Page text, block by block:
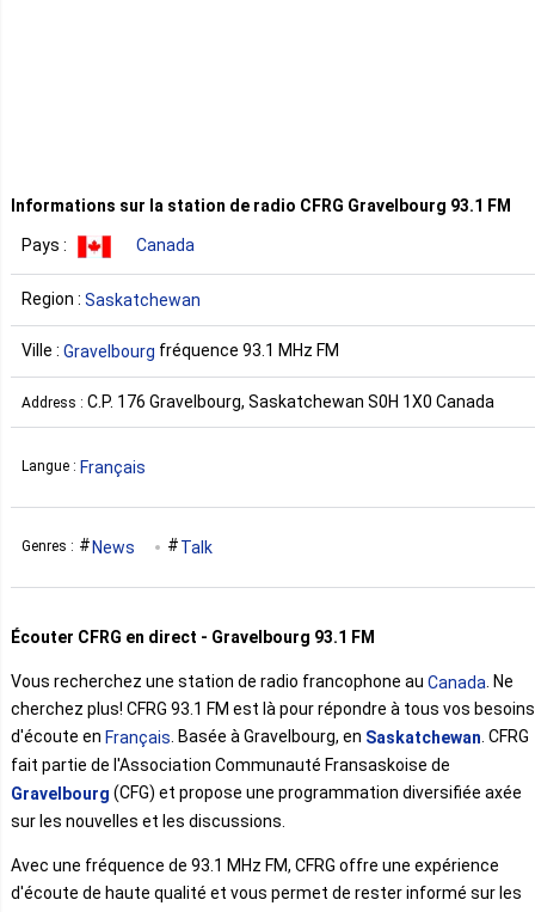
Informations sur la station de radio CFRG Gravelbourg 93.1 FM
Pays : Canada
Region : Saskatchewan
Ville : Gravelbourg fréquence 93.1 MHz FM
Address : C.P. 176 Gravelbourg, Saskatchewan S0H 1X0 Canada
Langue : Français
Genres : News Talk
Écouter CFRG en direct - Gravelbourg 93.1 FM
Vous recherchez une station de radio francophone au Canada . Ne
cherchez plus! CFRG 93.1 FM est là pour répondre à tous vos besoins
d'écoute en Français. Basée à Gravelbourg, en Saskatchewan. CFRG
fait partie de l'Association Communauté Fransaskoise de
Gravelbourg (CFG) et propose une programmation diversifiée axée
sur les nouvelles et les discussions.
Avec une fréquence de 93.1 MHz FM, CFRG offre une expérience
d'écoute de haute qualité et vous permet de rester informé sur les